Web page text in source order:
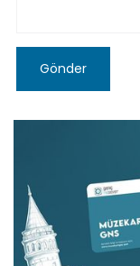
Gönder